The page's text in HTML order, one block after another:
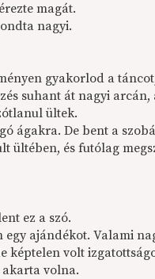
magát.
nagyi.
gyakorlod a
suhant át nagyi
ültek.
ágakra. De bent a
ültében, és futólag
ez a szó.
ajándékot. Valami
képtelen volt
volna.